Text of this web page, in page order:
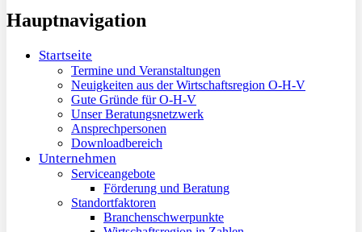
Hauptnavigation
Startseite
Termine und Veranstaltungen
Neuigkeiten aus der Wirtschaftsregion O-H-V
Gute Gründe für O-H-V
Unser Beratungsnetzwerk
Ansprechpersonen
Downloadbereich
Unternehmen
Serviceangebote
Förderung und Beratung
Standortfaktoren
Branchenschwerpunkte